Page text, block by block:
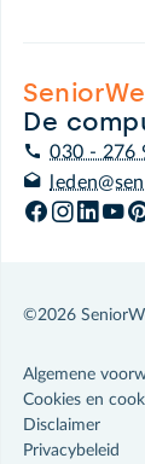
De
030 - 276
©2026
Algemene
Cookies en
Disclaimer
Privacybeleid